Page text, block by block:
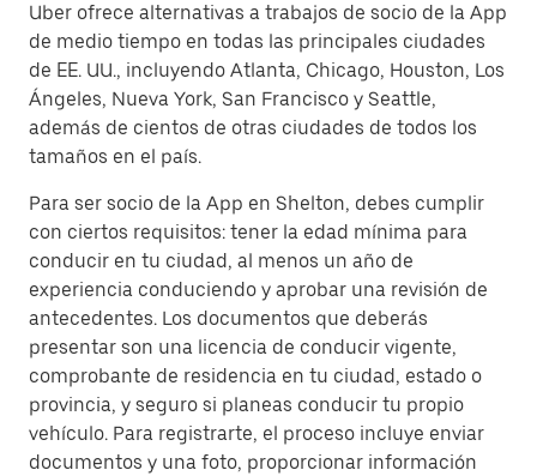
Uber ofrece alternativas a trabajos de socio de la App
de medio tiempo en todas las principales ciudades
de EE. UU., incluyendo Atlanta, Chicago, Houston, Los
Ángeles, Nueva York, San Francisco y Seattle,
además de cientos de otras ciudades de todos los
tamaños en el país.
Para ser socio de la App en Shelton, debes cumplir
con ciertos requisitos: tener la edad mínima para
conducir en tu ciudad, al menos un año de
experiencia conduciendo y aprobar una revisión de
antecedentes. Los documentos que deberás
presentar son una licencia de conducir vigente,
comprobante de residencia en tu ciudad, estado o
provincia, y seguro si planeas conducir tu propio
vehículo. Para registrarte, el proceso incluye enviar
documentos y una foto, proporcionar información